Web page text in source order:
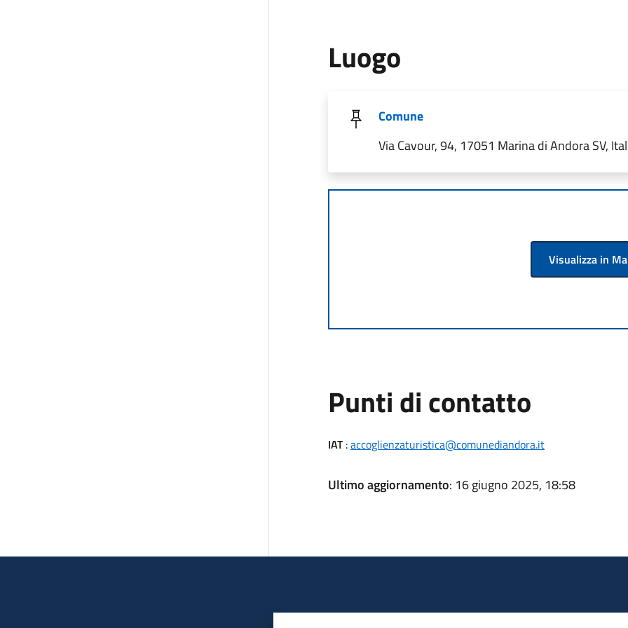
Luogo
Comune
Via Cavour, 94, 17051 Marina di Andora SV,
Visualizza in
Punti di contatto
IAT:accoglienzaturistica@comunediandora.it
Ultimo aggiornamento: 16 giugno 2025, 18:58